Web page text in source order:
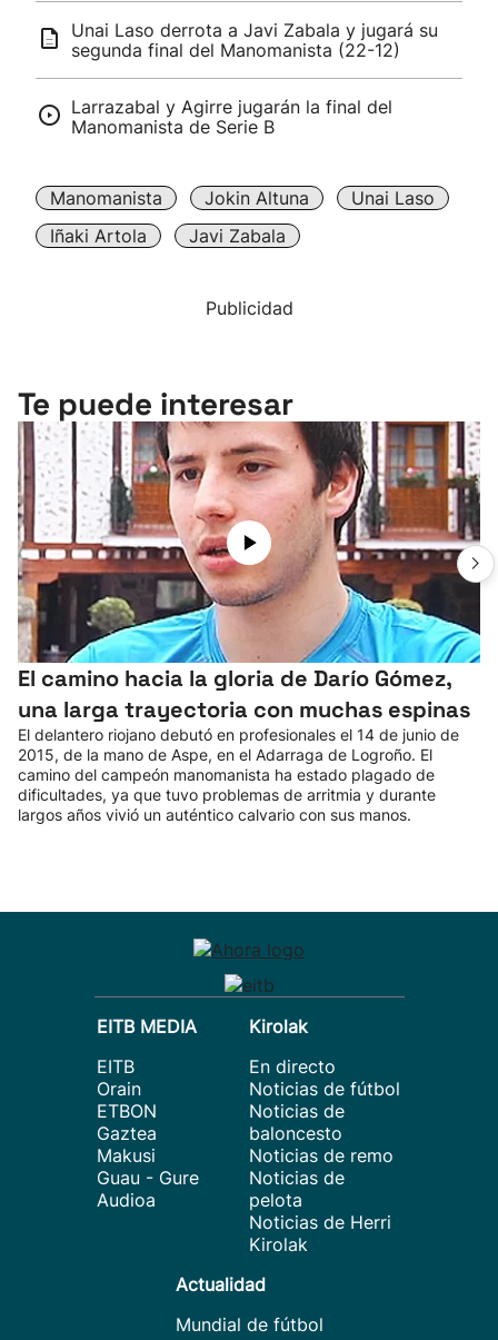
Unai Laso derrota a Javi Zabala y jugará su
segunda final del Manomanista (22-12)
Larrazabal y Agirre jugarán la final del
Manomanista de Serie B
Manomanista Jokin Altuna
Unai Laso
Iñaki Artola
Javi Zabala
Publicidad
Te puede interesar
El camino hacia la gloria de Darío Gómez,
una larga trayectoria con muchas espinas
El delantero riojano debutó en profesionales el 14 de junio de
2015, de la mano de Aspe, en el Adarraga de Logroño. El
camino del campeón manomanista ha estado plagado de
dificultades, ya que tuvo problemas de arritmia y durante
largos años vivió un auténtico calvario con sus manos.
EITB MEDIA
EITB
Orain
ETBON
Gaztea
Makusi
Guau - Gure
Audioa
Kirolak
En directo
Noticias de fútbol
Noticias de
baloncesto
Noticias de remo
Noticias de
pelota
Noticias de Herri
Kirolak
Actualidad
Mundial de fútbol